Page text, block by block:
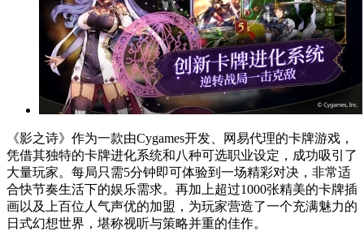
《影之诗》作为一款由Cygames开发、网易代理的卡牌游戏，
凭借其独特的卡牌进化系统和八种可选职业设定，成功吸引了
大量玩家。每局只需5分钟即可体验到一场精彩对决，非常适
合快节奏生活下的娱乐需求。再加上超过1000张精美的卡牌插
画以及上百位人气声优的加盟，为玩家营造了一个充满魅力的
日式幻想世界，堪称视听与策略并重的佳作。